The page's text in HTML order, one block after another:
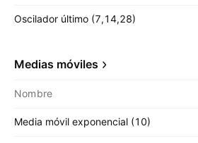
Oscilador último (7,14,28)
Medias móviles
Nombre
Media móvil exponencial (10)